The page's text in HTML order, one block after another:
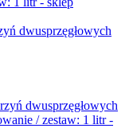
dwusprzęgłowych